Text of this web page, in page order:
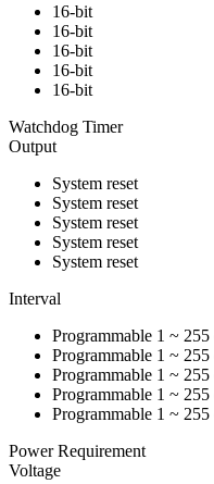
16-bit
16-bit
16-bit
16-bit
16-bit
Watchdog Timer
Output
System reset
System reset
System reset
System reset
System reset
Interval
Programmable 1 ~
Programmable 1 ~
Programmable 1 ~
Programmable 1 ~
Programmable 1 ~
Power Requirement
Voltage